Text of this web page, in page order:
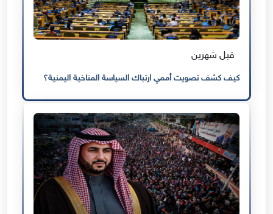
قبل شهرين
كيف كشف تصويت أممي ارتباك السياسة المناخية اليمنية؟